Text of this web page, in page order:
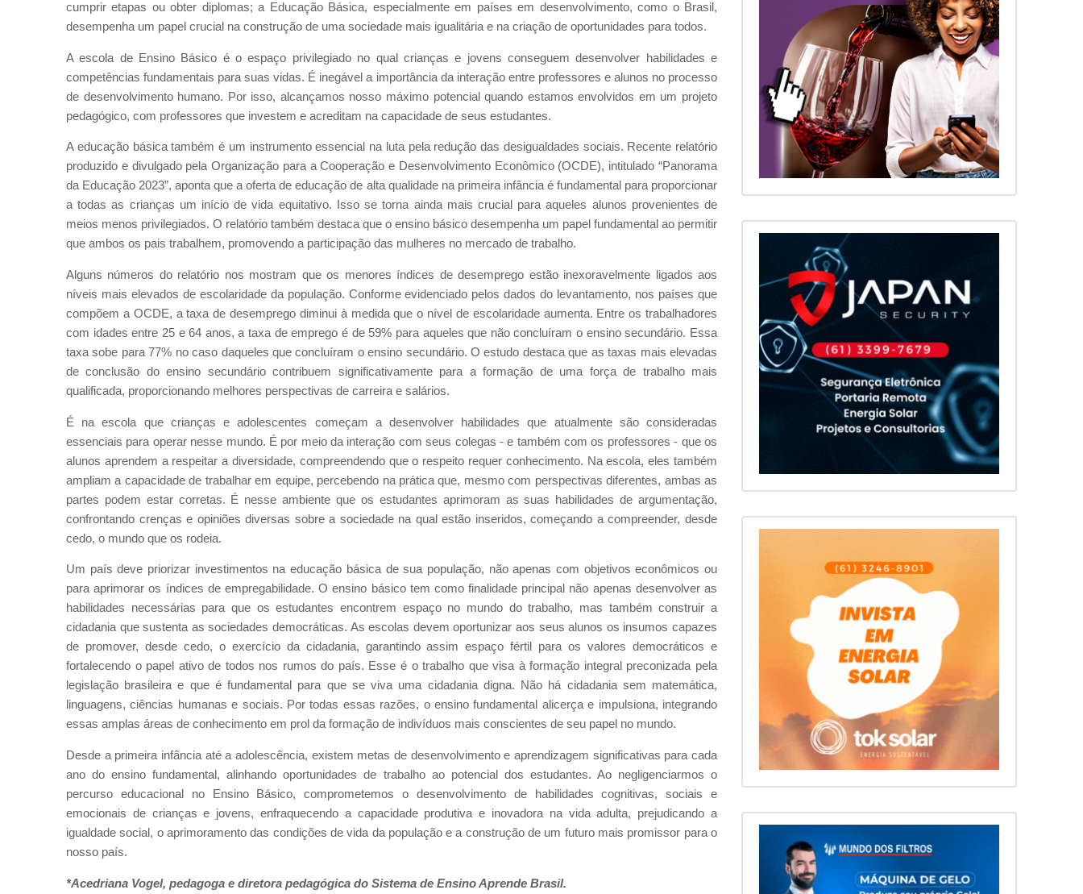
cumprir etapas ou obter diplomas; a Educação Básica, especialmente em países em desenvolvimento, como o Brasil,
desempenha um papel crucial na construção de uma sociedade mais igualitária e na criação de oportunidades para todos.
A escola de Ensino Básico é o espaço privilegiado no qual crianças e jovens conseguem desenvolver habilidades e
competências fundamentais para suas vidas. É inegável a importância da interação entre professores e alunos no processo
de desenvolvimento humano. Por isso, alcançamos nosso máximo potencial quando estamos envolvidos em um projeto
pedagógico, com professores que investem e acreditam na capacidade de seus estudantes.
A educação básica também é um instrumento essencial na luta pela redução das desigualdades sociais. Recente relatório
produzido e divulgado pela Organização para a Cooperação e Desenvolvimento Econômico (OCDE), intitulado “Panorama
da Educação 2023”, aponta que a oferta de educação de alta qualidade na primeira infância é fundamental para proporcionar
a todas as crianças um início de vida equitativo. Isso se torna ainda mais crucial para aqueles alunos provenientes de
meios menos privilegiados. O relatório também destaca que o ensino básico desempenha um papel fundamental ao permitir
que ambos os pais trabalhem, promovendo a participação das mulheres no mercado de trabalho.
Alguns números do relatório nos mostram que os menores índices de desemprego estão inexoravelmente ligados aos
níveis mais elevados de escolaridade da população. Conforme evidenciado pelos dados do levantamento, nos países que
compõem a OCDE, a taxa de desemprego diminui à medida que o nível de escolaridade aumenta. Entre os trabalhadores
com idades entre 25 e 64 anos, a taxa de emprego é de 59% para aqueles que não concluíram o ensino secundário. Essa
taxa sobe para 77% no caso daqueles que concluíram o ensino secundário. O estudo destaca que as taxas mais elevadas
de conclusão do ensino secundário contribuem significativamente para a formação de uma força de trabalho mais
qualificada, proporcionando melhores perspectivas de carreira e salários.
É na escola que crianças e adolescentes começam a desenvolver habilidades que atualmente são consideradas
essenciais para operar nesse mundo. É por meio da interação com seus colegas - e também com os professores - que os
alunos aprendem a respeitar a diversidade, compreendendo que o respeito requer conhecimento. Na escola, eles também
ampliam a capacidade de trabalhar em equipe, percebendo na prática que, mesmo com perspectivas diferentes, ambas as
partes podem estar corretas. É nesse ambiente que os estudantes aprimoram as suas habilidades de argumentação,
confrontando crenças e opiniões diversas sobre a sociedade na qual estão inseridos, começando a compreender, desde
cedo, o mundo que os rodeia.
Um país deve priorizar investimentos na educação básica de sua população, não apenas com objetivos econômicos ou
para aprimorar os índices de empregabilidade. O ensino básico tem como finalidade principal não apenas desenvolver as
habilidades necessárias para que os estudantes encontrem espaço no mundo do trabalho, mas também construir a
cidadania que sustenta as sociedades democráticas. As escolas devem oportunizar aos seus alunos os insumos capazes
de promover, desde cedo, o exercício da cidadania, garantindo assim espaço fértil para os valores democráticos e
fortalecendo o papel ativo de todos nos rumos do país. Esse é o trabalho que visa à formação integral preconizada pela
legislação brasileira e que é fundamental para que se viva uma cidadania digna. Não há cidadania sem matemática,
linguagens, ciências humanas e sociais. Por todas essas razões, o ensino fundamental alicerça e impulsiona, integrando
essas amplas áreas de conhecimento em prol da formação de indivíduos mais conscientes de seu papel no mundo.
Desde a primeira infância até a adolescência, existem metas de desenvolvimento e aprendizagem significativas para cada
ano do ensino fundamental, alinhando oportunidades de trabalho ao potencial dos estudantes. Ao negligenciarmos o
percurso educacional no Ensino Básico, comprometemos o desenvolvimento de habilidades cognitivas, sociais e
emocionais de crianças e jovens, enfraquecendo a capacidade produtiva e inovadora na vida adulta, prejudicando a
igualdade social, o aprimoramento das condições de vida da população e a construção de um futuro mais promissor para o
nosso país.
*Acedriana Vogel, pedagoga e diretora pedagógica do Sistema de Ensino Aprende Brasil.